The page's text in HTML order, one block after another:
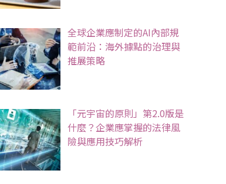
全球企業應制定的AI內部規
範前沿：海外據點的治理與
推展策略
「元宇宙的原則」第2.0版是
什麼？企業應掌握的法律風
險與應用技巧解析